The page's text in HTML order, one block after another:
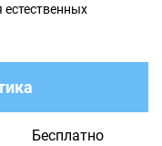
Бесплатно